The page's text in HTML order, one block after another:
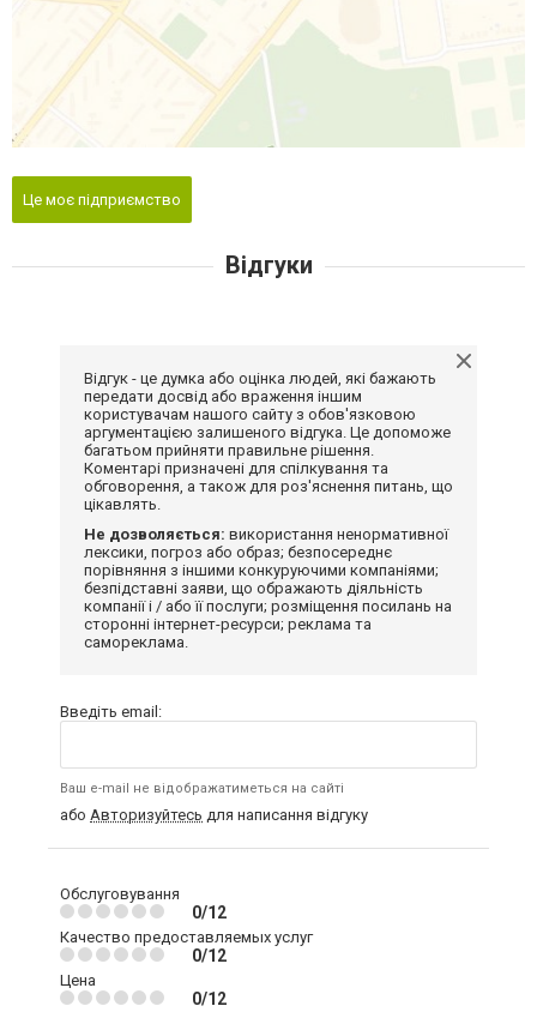
Це моє підприємство
Відгуки
Відгук - це думка або оцінка людей, які бажають
передати досвід або враження іншим
користувачам нашого сайту з обов'язковою
аргументацією залишеного відгука. Це допоможе
багатьом прийняти правильне рішення.
Коментарі призначені для спілкування та
обговорення, а також для роз'яснення питань, що
цікавлять.
Не дозволяється: використання ненормативної
лексики, погроз або образ; безпосереднє
порівняння з іншими конкуруючими компаніями;
безпідставні заяви, що ображають діяльність
компанії і / або її послуги; розміщення посилань на
сторонні інтернет-ресурси; реклама та
самореклама.
Введіть email:
Ваш e-mail не відображатиметься на сайті
або Авторизуйтесь для написання відгуку
Обслуговування
0/12
Качество предоставляемых услуг
0/12
Цена
0/12